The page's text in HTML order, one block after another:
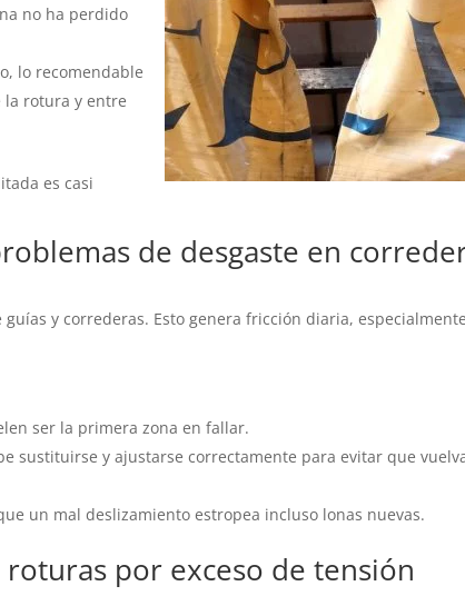
no ha perdido
lo recomendable
la rotura y entre
es casi
de desgaste en
y correderas. Esto genera fricción diaria,
ser la primera zona en fallar.
sustituirse y ajustarse correctamente para evitar que
un mal deslizamiento estropea incluso lonas nuevas.
por exceso de tensión